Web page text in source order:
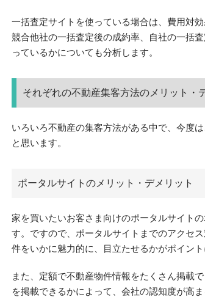
一括査定サイトを使っている場合は、費用対
競合他社の一括査定後の成約率、自社の一括
っているかについても分析します。
それぞれの不動産集客方法のメリット・
いろいろ不動産の集客方法がある中で、今度
と思います。
ポータルサイトのメリット・デメリット
家を買いたいお客さま向けのポータルサイト
す。ですので、ポータルサイトまでのアクセ
件をいかに魅力的に、目立たせるかがポイント
また、定額で不動産物件情報をたくさん掲載
を掲載できるかによって、会社の認知度が高ま